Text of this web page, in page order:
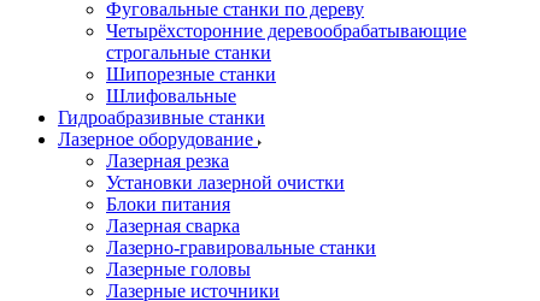
Фуговальные станки по дереву
Четырёхсторонние деревообрабатывающие
строгальные станки
Шипорезные станки
Шлифовальные
Гидроабразивные станки
Лазерное оборудование
Лазерная резка
Установки лазерной очистки
Блоки питания
Лазерная сварка
Лазерно-гравировальные станки
Лазерные головы
Лазерные источники